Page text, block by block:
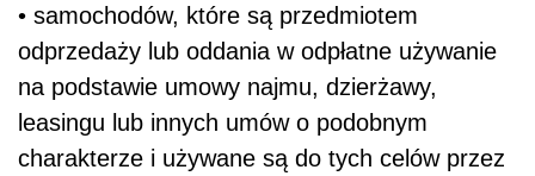
• samochodów, które są przedmiotem
odprzedaży lub oddania w odpłatne używanie
na podstawie umowy najmu, dzierżawy,
leasingu lub innych umów o podobnym
charakterze i używane są do tych celów przez